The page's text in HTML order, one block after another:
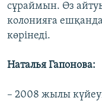
сұраймын. Өз
колонияға
көрінеді.
Наталья Гапонова:
– 2008 жылы